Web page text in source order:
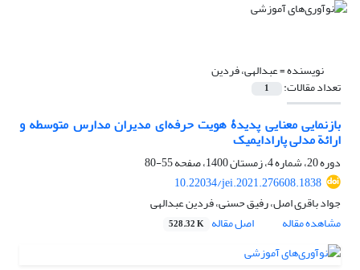
نویسنده =عبدالهی، فردین
تعداد مقالات: 1
بازنمایی معنایی پدیدۀ هویت حرفه‌ای مدیران مدارس متوسطه و
ارائة مدلی پارادایمیک
دوره 20، شماره 4، زمستان 1400، صفحه
55-80
10.22034/jei.2021.276608.1838
جواد باقری اصل، رفیق حسنی، فردین عبدالهی
مشاهده مقاله
اصل مقاله 528.32 K